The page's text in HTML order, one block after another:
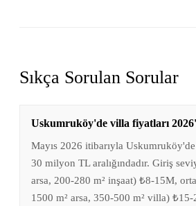
Sıkça Sorulan Sorular
Uskumruköy'de villa fiyatları
Mayıs 2026 itibarıyla
30 milyon TL aralığındadır. Giriş
arsa, 200-280 m² inşaat) ₺8-15M,
1500 m² arsa, 350-500 m² villa)